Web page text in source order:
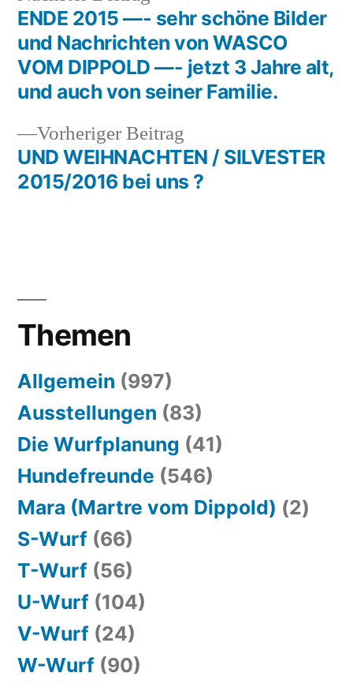
Beitragsnavigation
Vorheriger Beitrag
Beitrag:
UND WEIHNACHTEN / SILVESTER
2015/2016 bei uns ?
Beitrag:
ENDE 2015 —- sehr schöne Bilder
und Nachrichten von WASCO
VOM DIPPOLD —- jetzt 3 Jahre alt,
und auch von seiner Familie.
Themen
Allgemein (997)
Ausstellungen (83)
Die Wurfplanung (41)
Hundefreunde (546)
Mara (Martre vom Dippold) (2)
S-Wurf (66)
T-Wurf (56)
U-Wurf (104)
V-Wurf (24)
W-Wurf (90)